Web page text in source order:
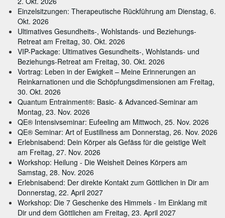
Einzelsitzungen: Therapeutische Rückführung am Dienstag, 6.
Okt. 2026
Ultimatives Gesundheits-, Wohlstands- und Beziehungs-
Retreat am Freitag, 30. Okt. 2026
VIP-Package: Ultimatives Gesundheits-, Wohlstands- und
Beziehungs-Retreat am Freitag, 30. Okt. 2026
Vortrag: Leben in der Ewigkeit – Meine Erinnerungen an
Reinkarnationen und die Schöpfungsdimensionen am Freitag,
30. Okt. 2026
Quantum Entrainment®: Basic- & Advanced-Seminar am
Montag, 23. Nov. 2026
QE® Intensivseminar: Eufeeling am Mittwoch, 25. Nov. 2026
QE® Seminar: Art of Eustillness am Donnerstag, 26. Nov. 2026
Erlebnisabend: Dein Körper als Gefäss für die geistige Welt
am Freitag, 27. Nov. 2026
Workshop: Heilung - Die Weisheit Deines Körpers am
Samstag, 28. Nov. 2026
Erlebnisabend: Der direkte Kontakt zum Göttlichen in Dir am
Donnerstag, 22. April 2027
Workshop: Die 7 Geschenke des Himmels - Im Einklang mit
Dir und dem Göttlichen am Freitag, 23. April 2027